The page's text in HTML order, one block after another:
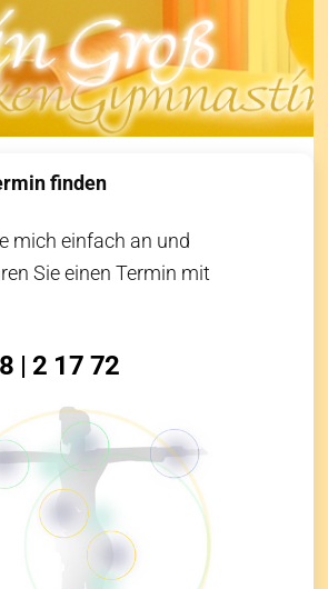
finden
mich einfach an und
Sie einen Termin mit
| 2 17 72